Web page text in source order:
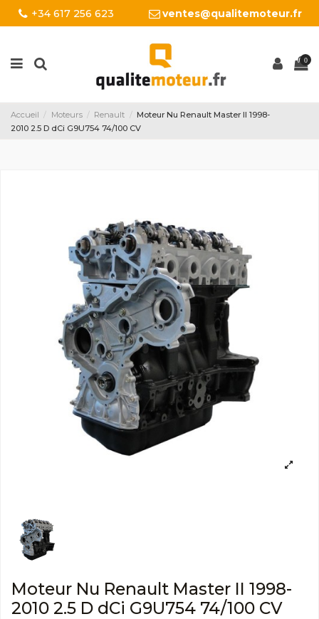
+34 617 256 623 ventes@qualitemoteur.fr
0
Accueil Moteurs Renault
Moteur Nu Renault Master II 1998-
2010 2.5 D dCi G9U754 74/100 CV
Moteur Nu Renault Master II 1998-
2010 2.5 D dCi G9U754 74/100 CV